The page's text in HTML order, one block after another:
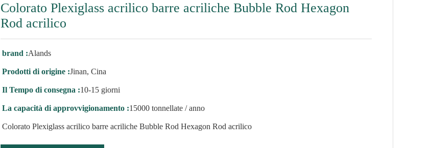
Colorato Plexiglass acrilico barre acriliche Bubble Rod Hexagon
Rod acrilico
brand :Alands
Prodotti di origine :Jinan, Cina
Il Tempo di consegna :10-15 giorni
La capacità di approvvigionamento :15000 tonnellate / anno
Colorato Plexiglass acrilico barre acriliche Bubble Rod Hexagon Rod acrilico